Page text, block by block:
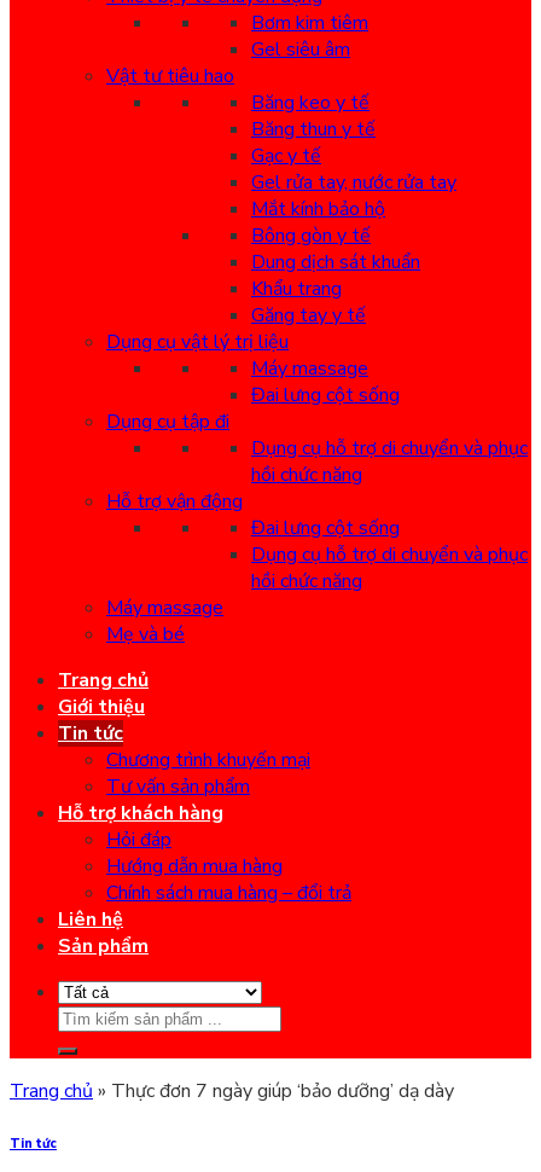
Bơm kim tiêm
Gel siêu âm
Vật tư tiêu hao
Băng keo y tế
Băng thun y tế
Gạc y tế
Gel rửa tay, nước rửa tay
Mắt kính bảo hộ
Bông gòn y tế
Dung dịch sát khuẩn
Khẩu trang
Găng tay y tế
Dụng cụ vật lý trị liệu
Máy massage
Đai lưng cột sống
Dụng cụ tập đi
Dụng cụ hỗ trợ di chuyển và phục
hồi chức năng
Hỗ trợ vận động
Đai lưng cột sống
Dụng cụ hỗ trợ di chuyển và phục
hồi chức năng
Máy massage
Mẹ và bé
Trang chủ
Giới thiệu
Tin tức
Chương trình khuyến mại
Tư vấn sản phẩm
Hỗ trợ khách hàng
Hỏi đáp
Hướng dẫn mua hàng
Chính sách mua hàng – đổi trả
Liên hệ
Sản phẩm
Search
for:
Trang chủ » Thực đơn 7 ngày giúp ‘bảo dưỡng’ dạ dày
Tin tức